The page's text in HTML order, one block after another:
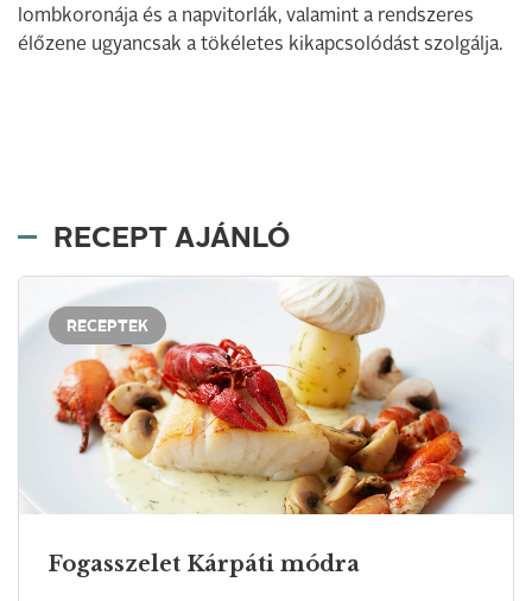
lombkoronája és a napvitorlák, valamint a rendszeres
élőzene ugyancsak a tökéletes kikapcsolódást szolgálja.
RECEPT AJÁNLÓ
RECEPTEK
Fogasszelet Kárpáti módra